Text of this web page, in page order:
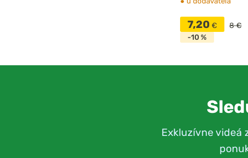
7,20 €
8 €
-10 %
Exkluzívne videá